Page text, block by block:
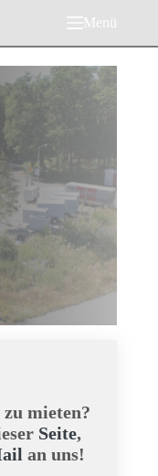
Menü
mieten?
Seite,
an uns!